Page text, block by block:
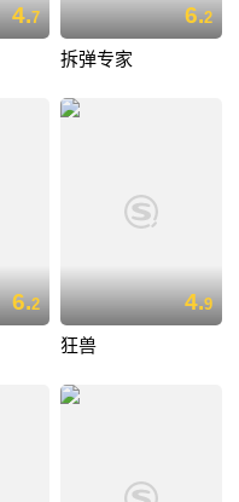
4.7 6.2
拆弹专家
6.2 4.9
狂兽